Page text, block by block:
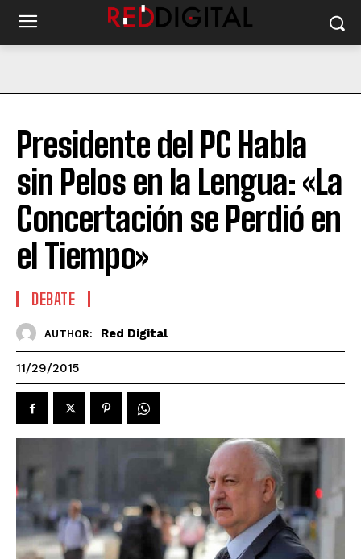
Presidente del PC Habla
sin Pelos en la Lengua: «La
Concertación se Perdió en
el Tiempo»
DEBATE
AUTHOR: Red Digital
11/29/2015